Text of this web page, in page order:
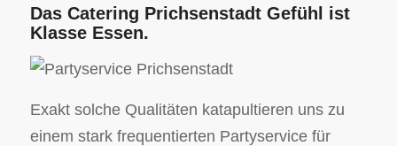
Das Catering Prichsenstadt Gefühl ist
Klasse Essen.
Exakt solche Qualitäten katapultieren uns zu
einem stark frequentierten Partyservice für